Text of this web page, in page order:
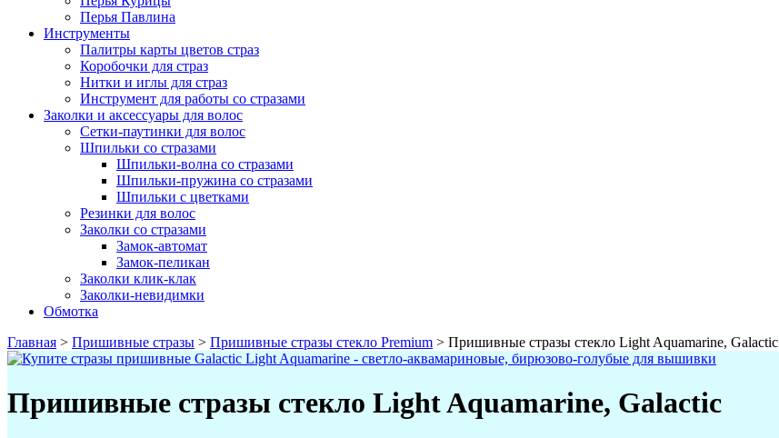
Перья Павлина
Инструменты
Палитры карты цветов страз
Коробочки для страз
Нитки и иглы для страз
Инструмент для работы со стразами
Заколки и аксессуары для волос
Сетки-паутинки для волос
Шпильки со стразами
Шпильки-волна со стразами
Шпильки-пружина со стразами
Шпильки с цветками
Резинки для волос
Заколки со стразами
Замок-автомат
Замок-пеликан
Заколки клик-клак
Заколки-невидимки
Обмотка
Главная > Пришивные стразы > Пришивные стразы стекло Premium > Пришивные стразы стекло Light Aquamarine, Galactic
Пришивные стразы стекло Light Aquamarine, Galactic